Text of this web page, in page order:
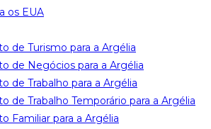
os EUA
de Turismo para a Argélia
de Negócios para a Argélia
de Trabalho para a Argélia
de Trabalho Temporário para a Argélia
Familiar para a Argélia